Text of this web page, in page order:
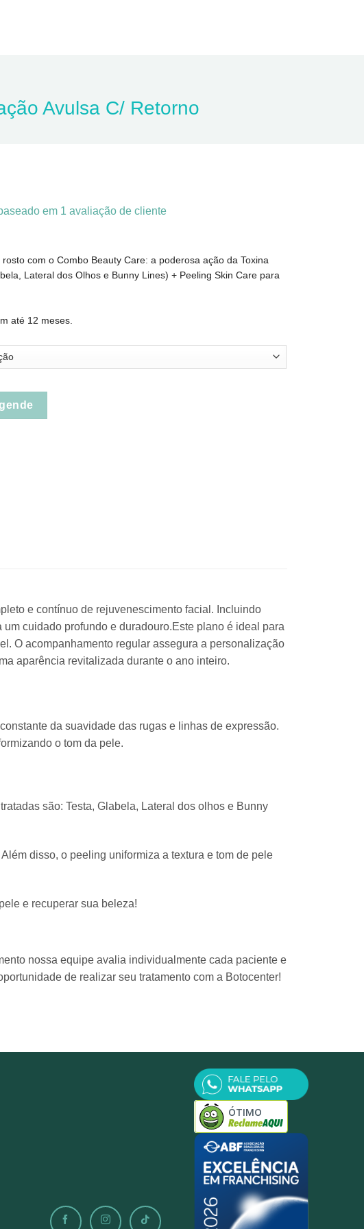
Avulsa C/ Retorno
em 1 avaliação de cliente
com o Combo Beauty Care: a poderosa ação da Toxina
Lateral dos Olhos e Bunny Lines) + Peeling Skin Care para
até 12 meses.
+ Peeling) - Aplicação Avulsa c/ retorno quantidade
e contínuo de rejuvenescimento facial. Incluindo
cuidado profundo e duradouro.Este plano é ideal para
O acompanhamento regular assegura a personalização
aparência revitalizada durante o ano inteiro.
da suavidade das rugas e linhas de expressão.
o tom da pele.
são: Testa, Glabela, Lateral dos olhos e Bunny
disso, o peeling uniformiza a textura e tom de pele
e recuperar sua beleza!
nossa equipe avalia individualmente cada paciente e
de realizar seu tratamento com a Botocenter!
ÓTIMO